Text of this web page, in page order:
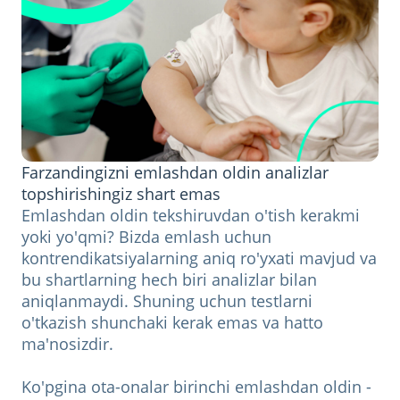
Farzandingizni emlashdan oldin analizlar
topshirishingiz shart emas
Emlashdan oldin tekshiruvdan o'tish kerakmi
yoki yo'qmi? Bizda emlash uchun
kontrendikatsiyalarning aniq ro'yxati mavjud va
bu shartlarning hech biri analizlar bilan
aniqlanmaydi. Shuning uchun testlarni
o'tkazish shunchaki kerak emas va hatto
ma'nosizdir.
Ko'pgina ota-onalar birinchi emlashdan oldin -